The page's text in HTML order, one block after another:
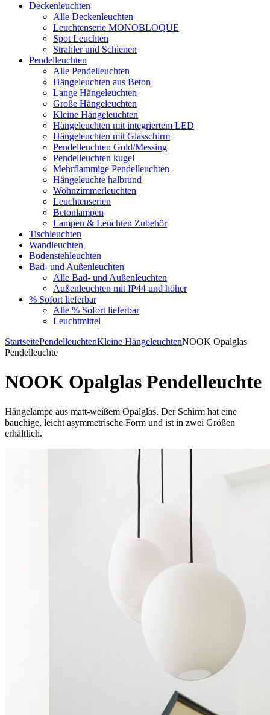
Deckenleuchten
Alle Deckenleuchten
Leuchtenserie MONOBLOQUE
Spot Leuchten
Strahler und Schienen
Pendelleuchten
Alle Pendelleuchten
Hängeleuchten aus Beton
Lange Hängeleuchten
Große Hängeleuchten
Kleine Hängeleuchten
Hängeleuchten mit integriertem LED
Hängeleuchten mit Glasschirm
Pendelleuchten Gold/Messing
Pendelleuchten kugel
Mehrflammige Pendelleuchten
Hängeleuchte halbrund
Wohnzimmerleuchten
Leuchtenserien
Betonlampen
Lampen & Leuchten Zubehör
Tischleuchten
Wandleuchten
Bodenstehleuchten
Bad- und Außenleuchten
Alle Bad- und Außenleuchten
Außenleuchten mit IP44 und höher
% Sofort lieferbar
Alle % Sofort lieferbar
Leuchtmittel
StartseitePendelleuchtenKleine HängeleuchtenNOOK Opalglas
Pendelleuchte
NOOK Opalglas Pendelleuchte
Hängelampe aus matt-weißem Opalglas. Der Schirm hat eine
bauchige, leicht asymmetrische Form und ist in zwei Größen
erhältlich.